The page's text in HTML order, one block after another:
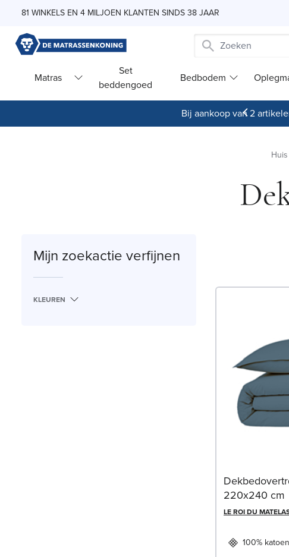
Skip to Content
81 WINKELS EN 4 MILJOEN KLANTEN SINDS 38 JAAR
Matras
Set
beddengoed
Bedbodem
Bij aankoop van 2
Huis
Mijn zoekactie verfijnen
KLEUREN
220x240 cm
LE ROI DU
100% katoen